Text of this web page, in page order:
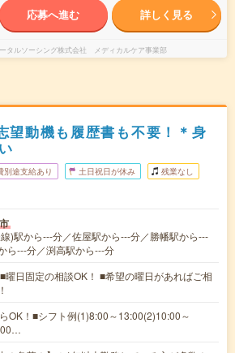
応募へ進む 詳しく見る
タルソーシング株式会社 メディカルケア事業部
動機も履歴書も不要！＊身
別途支給あり 土日祝日が休み 残業なし
)駅から---分／佐屋駅から---分／勝幡駅から---
ら---分／渕高駅から---分
曜日固定の相談OK！ ■希望の曜日があればご相
OK！■シフト例(1)8:00～13:00(2)10:00～